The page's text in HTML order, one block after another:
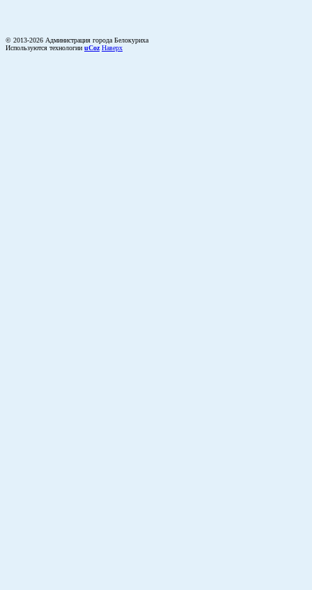
© 2013-2026 Администрация города Белокуриха
Используются технологии uCoz Наверх